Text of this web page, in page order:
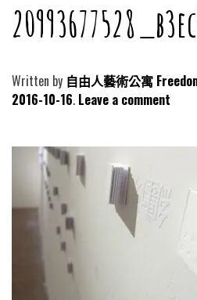
Written by 自由人藝術公寓
2016-10-16 Leave a comment